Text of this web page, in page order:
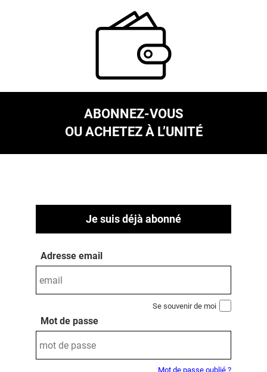
ABONNEZ-VOUS
OU ACHETEZ À L’UNITÉ
Je suis déjà abonné
Adresse email
Se souvenir de moi
Mot de passe
Mot de passe oublié ?